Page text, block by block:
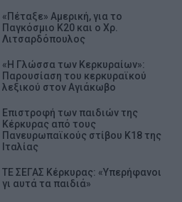
«Πέταξε» Αμερική, για το
Παγκόσμιο Κ20 και ο Χρ.
Λιτσαρδόπουλος
«Η Γλώσσα των Κερκυραίων»:
Παρουσίαση του κερκυραϊκού
λεξικού στον Αγιάκωβο
Επιστροφή των παιδιών της
Κέρκυρας από τους
Πανευρωπαϊκούς στίβου Κ18 της
Ιταλίας
ΤΕ ΣΕΓΑΣ Κέρκυρας: «Υπερήφανοι
γι αυτά τα παιδιά»